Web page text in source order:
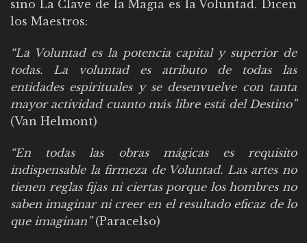
sino La Clave de la Magia es la Voluntad. Dicen
los Maestros:
“La Voluntad es la potencia capital y superior de
todas. La voluntad es atributo de todas las
entidades espirituales y se desenvuelve con tanta
mayor actividad cuanto más libre está del Destino”
(Van Helmont)
“En todas las obras mágicas es requisito
indispensable la firmeza de Voluntad. Las artes no
tienen reglas fijas ni ciertas porque los hombres no
saben imaginar ni creer en el resultado eficaz de lo
que imaginan”(Paracelso)